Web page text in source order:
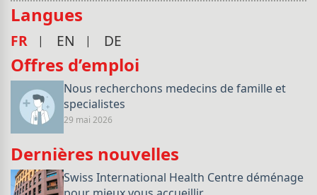
Langues
FR EN DE
Offres d’emploi
Nous recherchons medecins de famille et
specialistes
29 mai 2026
Dernières nouvelles
Swiss International Health Centre déménage